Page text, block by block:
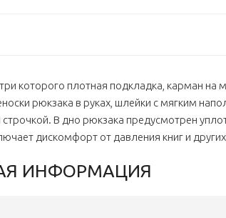
которого плотная подкладка, карман
рюкзака в руках, шлейки с мягким
В дно рюкзака предусмотрен
дискомфорт от давления книг и
ИНФОРМАЦИЯ